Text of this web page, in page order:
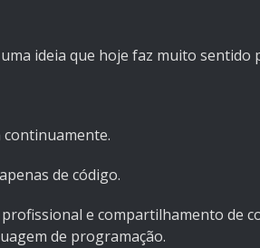
ideia que hoje faz muito sentido
continuamente.
de código.
e compartilhamento de
de programação.